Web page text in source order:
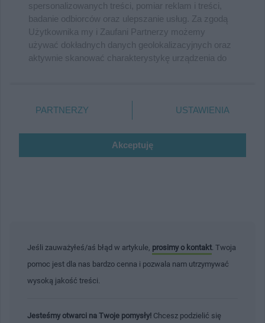
Jeśli zauważyłeś/aś błąd w artykule, prosimy o kontakt . Twoja
pomoc jest dla nas bardzo cenna i pozwala nam utrzymywać
wysoką jakość treści.
Jesteśmy otwarci na Twoje pomysły! Chcesz podzielić się